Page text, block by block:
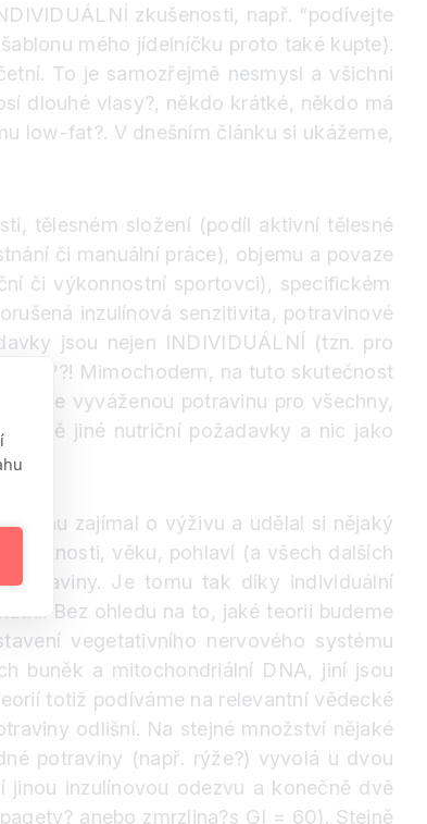
zkušenosti, např. “podívejte
mého jídelníčku proto také kupte).
To je samozřejmě nesmysl a všichni
dlouhé vlasy?, někdo krátké, někdo má
low-fat?. V dnešním článku si ukážeme,
tělesném složení (podíl aktivní tělesné
či manuální práce), objemu a povaze
či výkonnostní sportovci), specifickém
inzulínová senzitivita, potravinové
jsou nejen INDIVIDUÁLNÍ (tzn. pro
??! Mimochodem, na tuto skutečnost
vyváženou potravinu pro všechny,
jiné nutriční požadavky a nic jako
zajímal o výživu a udělal si nějaký
věku, pohlaví (a všech dalších
Je tomu tak díky individuální
Bez ohledu na to, jaké teorii budeme
vegetativního nervového systému
buněk a mitochondriální DNA, jiní jsou
totiž podíváme na relevantní vědecké
odlišní. Na stejné množství nějaké
potraviny (např. rýže?) vyvolá u dvou
inzulínovou odezvu a konečně dvě
? anebo zmrzlina?s GI = 60). Stejně